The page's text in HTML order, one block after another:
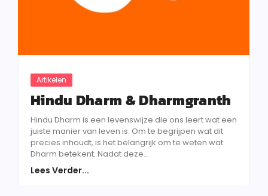
Artikelen
Hindu Dharm & Dharmgranth
Hindu Dharm is een levenswijze die ons leert wat een
juiste manier van leven is. Om te begrijpen wat dit
precies inhoudt, is het belangrijk om te weten wat
Dharm betekent. Nadat deze...
Lees Verder...